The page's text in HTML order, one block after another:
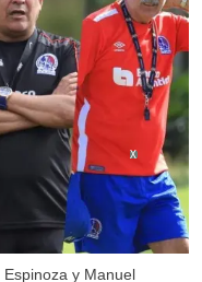
y Manuel
X